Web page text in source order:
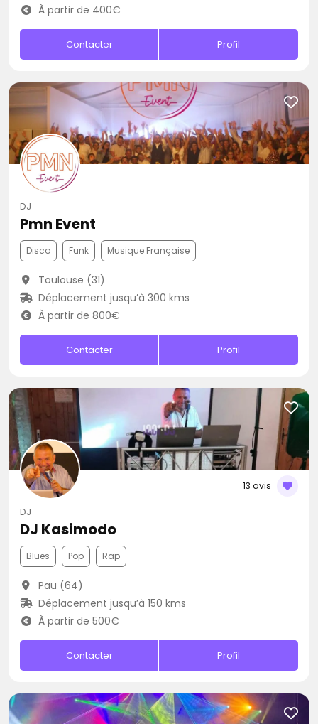
À partir de 400€
Contacter Profil
DJ
Pmn Event
Disco Funk Musique Française
Toulouse (31)
Déplacement jusqu’à 300 kms
À partir de 800€
Contacter Profil
13 avis
DJ
DJ Kasimodo
Blues Pop Rap
Pau (64)
Déplacement jusqu’à 150 kms
À partir de 500€
Contacter Profil